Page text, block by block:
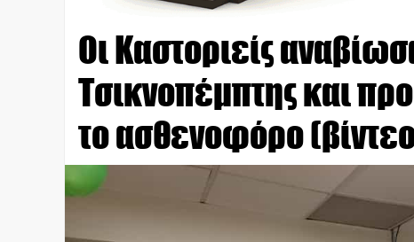
Οι Καστοριείς
Τσικνοπέμπτης και
το ασθενοφόρο